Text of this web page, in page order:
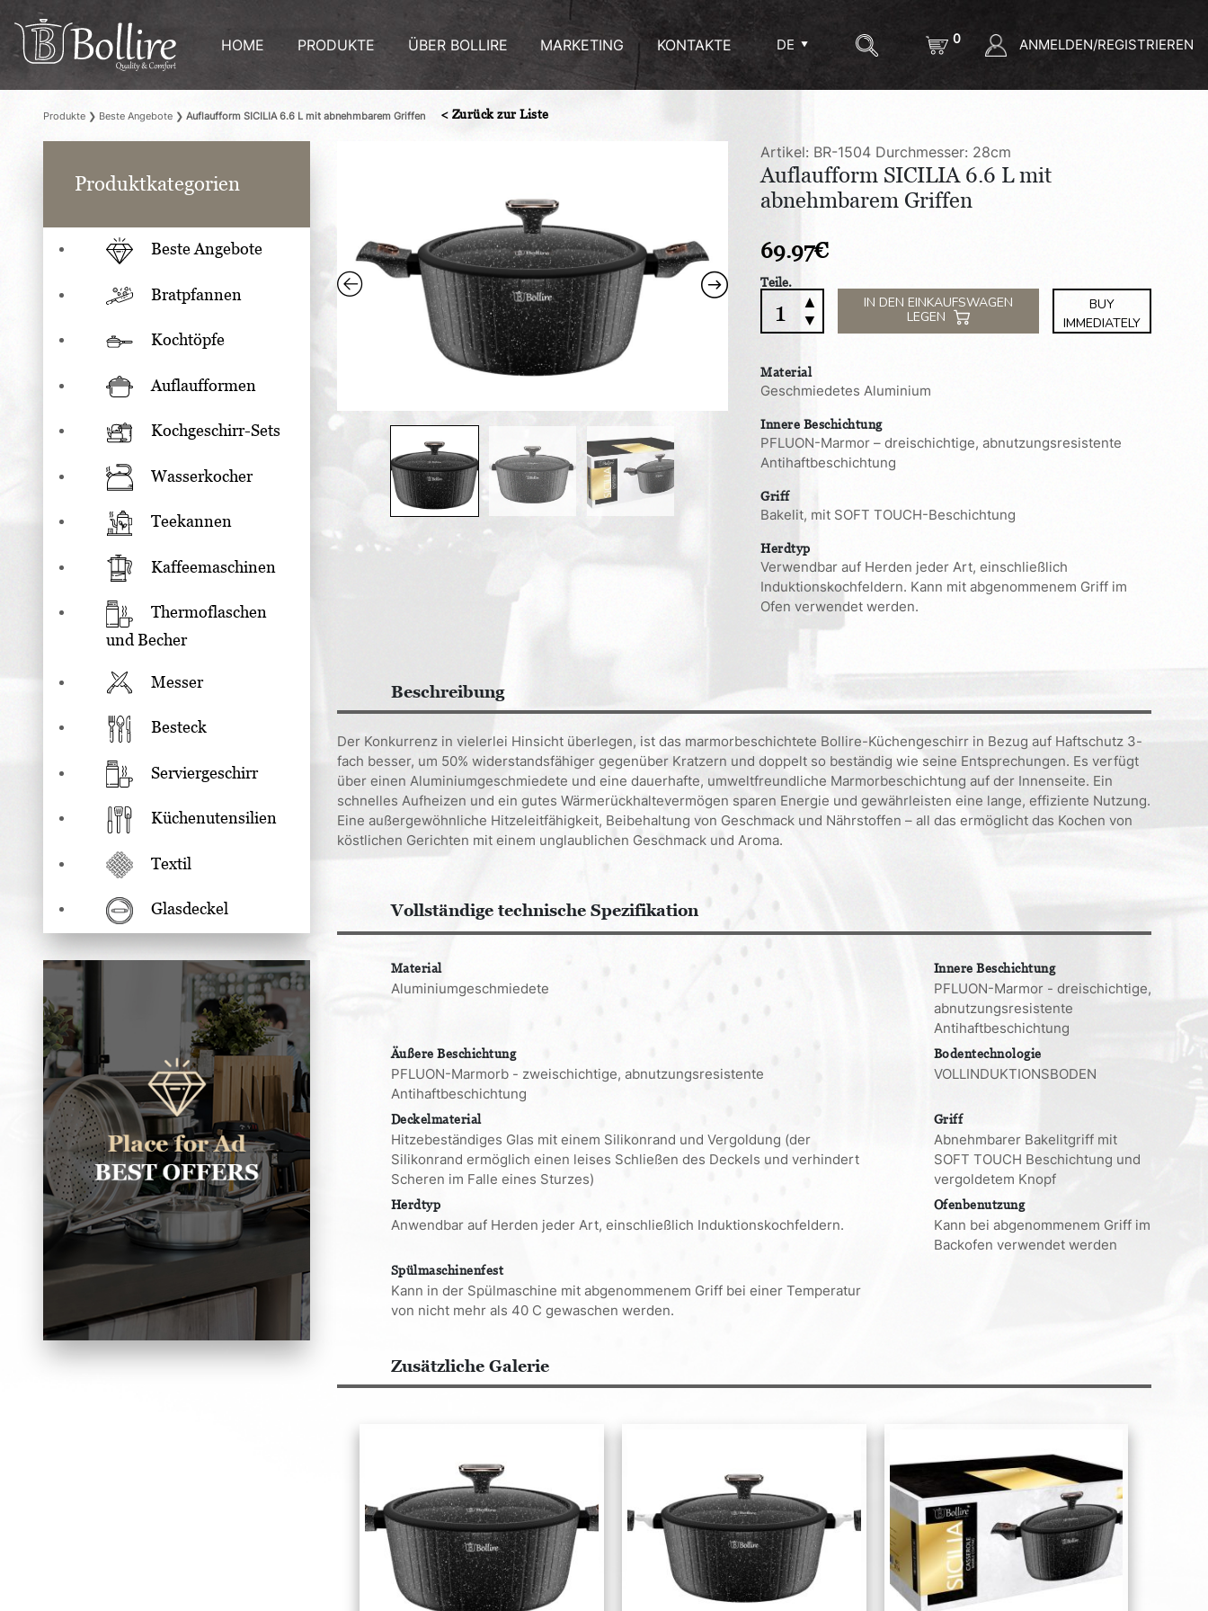
HOME PRODUKTE ÜBER BOLLIRE MARKETING KONTAKTE DE 0 ANMELDEN/REGISTRIEREN
Produkte❯ Beste Angebote❯ Auflaufform SICILIA 6.6 L mit abnehmbarem Griffen
Produktkategorien
Beste Angebote
Bratpfannen
Kochtöpfe
Auflaufformen
Kochgeschirr-Sets
Wasserkocher
Teekannen
Kaffeemaschinen
Thermoflaschen
und Becher
Messer
Besteck
Serviergeschirr
Küchenutensilien
Textil
Glasdeckel
< Zurück zur Liste
Artikel: BR-1504 Durchmesser: 28cm
Auflaufform SICILIA 6.6 L mit
abnehmbarem Griffen
69.97€
Teile.
Auflaufform
SICILIA
L
mit
Griffen
Menge
▲
▼
IN DEN EINKAUFSWAGEN
LEGEN
BUY
IMMEDIATELY
Material
Geschmiedetes Aluminium
Innere Beschichtung
PFLUON-Marmor – dreischichtige, abnutzungsresistente
Antihaftbeschichtung
Griff
Bakelit, mit SOFT TOUCH-Beschichtung
Herdtyp
Verwendbar auf Herden jeder Art, einschließlich
Induktionskochfeldern. Kann mit abgenommenem Griff im
Ofen verwendet werden.
Beschreibung
Der Konkurrenz in vielerlei Hinsicht überlegen, ist das marmorbeschichtete Bollire-Küchengeschirr in Bezug auf Haftschutz 3-
fach besser, um 50% widerstandsfähiger gegenüber Kratzern und doppelt so beständig wie seine Entsprechungen. Es verfügt
über einen Aluminiumgeschmiedete und eine dauerhafte, umweltfreundliche Marmorbeschichtung auf der Innenseite. Ein
schnelles Aufheizen und ein gutes Wärmerückhaltevermögen sparen Energie und gewährleisten eine lange, effiziente Nutzung.
Eine außergewöhnliche Hitzeleitfähigkeit, Beibehaltung von Geschmack und Nährstoffen – all das ermöglicht das Kochen von
köstlichen Gerichten mit einem unglaublichen Geschmack und Aroma.
Vollständige technische Spezifikation
Material Innere Beschichtung
Aluminiumgeschmiedete
PFLUON-Marmor - dreischichtige,
abnutzungsresistente
Antihaftbeschichtung
Äußere Beschichtung Bodentechnologie
PFLUON-Marmorb - zweischichtige, abnutzungsresistente
Antihaftbeschichtung
VOLLINDUKTIONSBODEN
Deckelmaterial Griff
Hitzebeständiges Glas mit einem Silikonrand und Vergoldung (der
Silikonrand ermöglich einen leises Schließen des Deckels und verhindert
Scheren im Falle eines Sturzes)
Abnehmbarer Bakelitgriff mit
SOFT TOUCH Beschichtung und
vergoldetem Knopf
Herdtyp Ofenbenutzung
Anwendbar auf Herden jeder Art, einschließlich Induktionskochfeldern.
Kann bei abgenommenem Griff im
Backofen verwendet werden
Spülmaschinenfest
Kann in der Spülmaschine mit abgenommenem Griff bei einer Temperatur
von nicht mehr als 40 C gewaschen werden.
Zusätzliche Galerie